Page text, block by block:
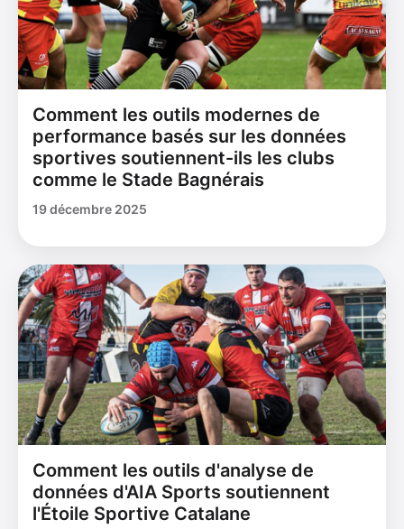
Comment les outils modernes de
performance basés sur les données
sportives soutiennent-ils les clubs
comme le Stade Bagnérais
19 décembre 2025
Comment les outils d'analyse de
données d'AIA Sports soutiennent
l'Étoile Sportive Catalane